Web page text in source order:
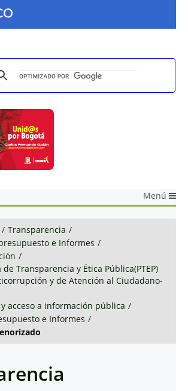
Menú
/ Transparencia /
e Informes /
/
Transparencia y Ética Pública(PTEP)
y de Atención al Ciudadano-
acceso a información pública /
e Informes /